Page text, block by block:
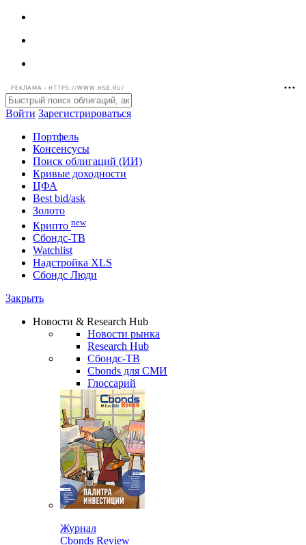
РЕКЛАМА • HTTPS://WWW.HSE.RU/
Войти Зарегистрироваться
Портфель
Консенсусы
Поиск облигаций (ИИ)
Кривые доходности
ЦФА
Best bid/ask
Золото
Крипто new
Watchlist
Сбондс Люди
Новости & Research Hub
Новости рынка
Research Hub
Сбондс-ТВ
Cbonds для СМИ
Глоссарий